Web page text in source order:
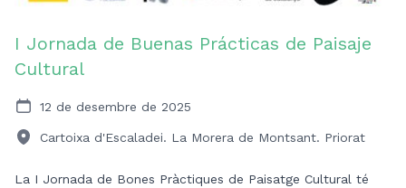
I Jornada de Buenas Prácticas de Paisaje
Cultural
12 de desembre de 2025
Cartoixa d'Escaladei. La Morera de Montsant. Priorat
La I Jornada de Bones Pràctiques de Paisatge Cultural té